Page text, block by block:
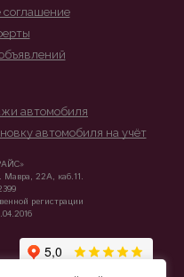
соглашение
автомобиля
автомобиля на учёт
22А, каб.11.
регистрации